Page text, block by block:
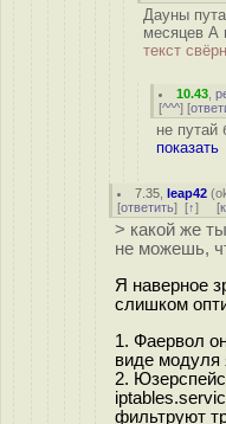
Дауны
месяцев А
текст
10.43 ,
[^^^] [
не путай
показать
7.35 ,leap42 (
[ответить] [↑] [
> какой же
не можешь,
Я наверное
слишком
1. Фаервол
виде модуля
2.
фильтруют